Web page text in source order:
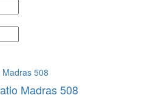
Madras 508